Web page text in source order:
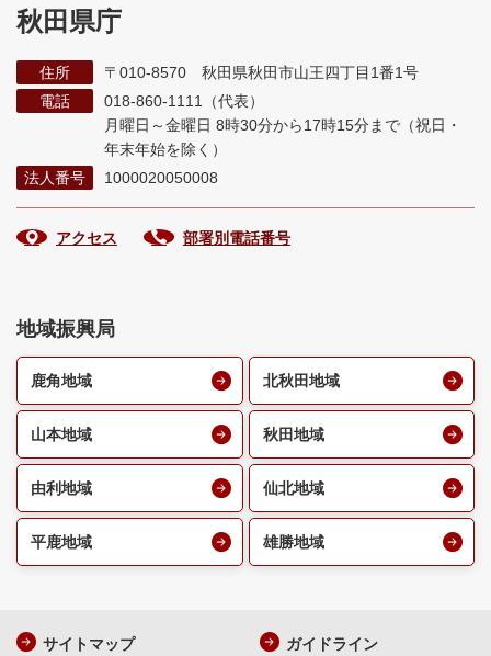
秋田県庁
住所
〒010-8570 秋田県秋田市山王四丁目1番1号
電話
018-860-1111（代表）
月曜日～金曜日 8時30分から17時15分まで （祝日・
年末年始を除く）
法人番号
1000020050008
アクセス 部署別電話番号
地域振興局
鹿角地域 北秋田地域
山本地域 秋田地域
由利地域 仙北地域
平鹿地域 雄勝地域
サイトマップ ガイドライン